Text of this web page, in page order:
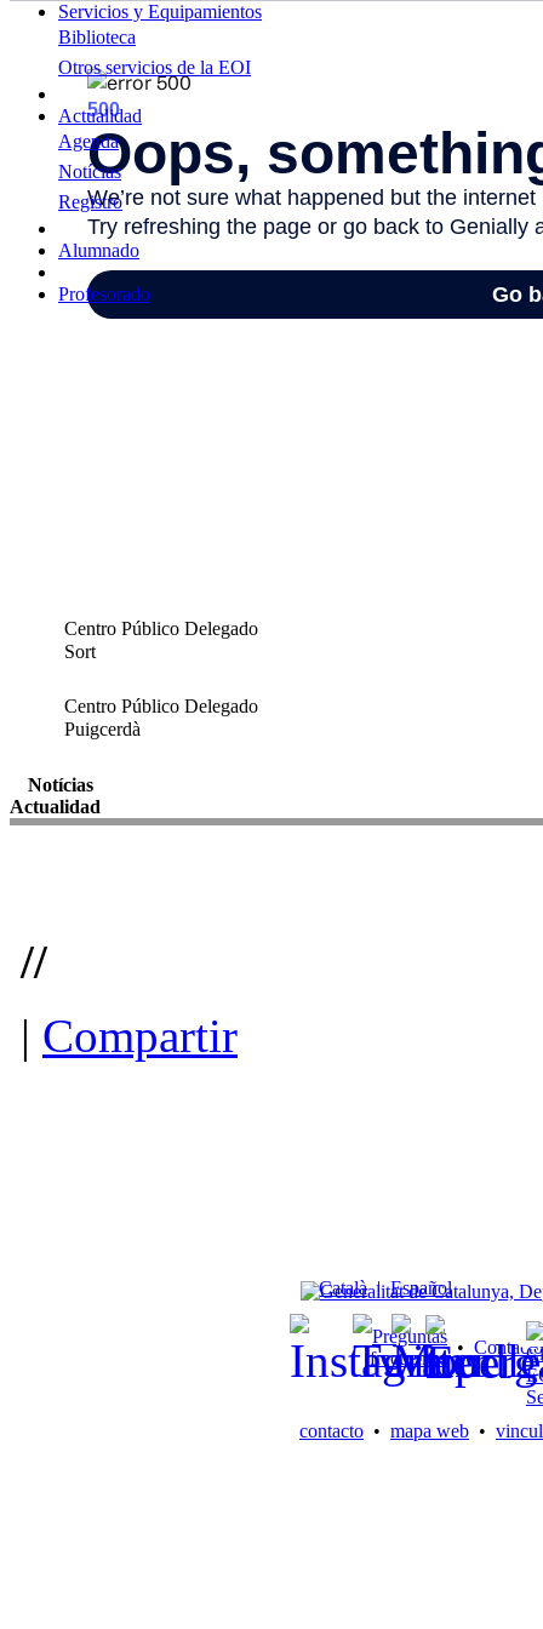
Servicios y Equipamientos
Biblioteca
Otros servicios de la EOI
Actualidad
Agenda
Notícias
Registro
Alumnado
Profesorado
Centro Público Delegado
Sort
Centro Público Delegado
Puigcerdà
Notícias
Actualidad
//
| Compartir
Català | Español
Preguntas
frecuentes
• Contacto
contacto • mapa web •